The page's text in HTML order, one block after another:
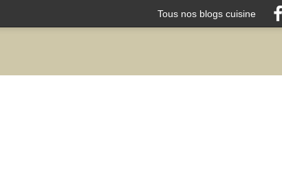
Tous nos blogs cuisine